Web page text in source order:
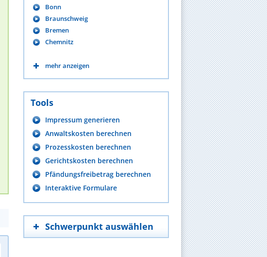
Bonn
Braunschweig
Bremen
Chemnitz
mehr anzeigen
Tools
Impressum generieren
Anwaltskosten berechnen
Prozesskosten berechnen
Gerichtskosten berechnen
Pfändungsfreibetrag berechnen
Interaktive Formulare
Schwerpunkt auswählen